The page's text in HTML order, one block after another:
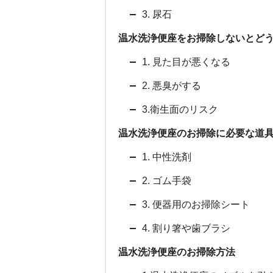
3. 尿石
温水洗浄便座をお掃除しないとど
1. 見た目が悪くなる
2. 悪臭がする
3.衛生面のリスク
温水洗浄便座のお掃除に必要な道
1. 中性洗剤
2. ゴム手袋
3. 便器用のお掃除シート
4. 割り箸や歯ブラシ
温水洗浄便座のお掃除方法